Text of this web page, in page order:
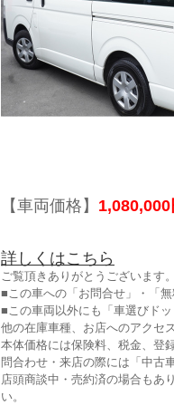
【車両価格】 1,080,000
詳しくはこちら
ご覧頂きありがとうございます。
■この車への「お問合せ」・「
■この車両以外にも「車選びド
他の在庫車種、お店へのアクセ
本体価格には保険料、税金、登
問合わせ・来店の際には「中古
店頭商談中・売約済の場合もあ
い。